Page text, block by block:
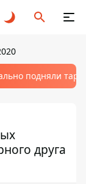
подняли
друга